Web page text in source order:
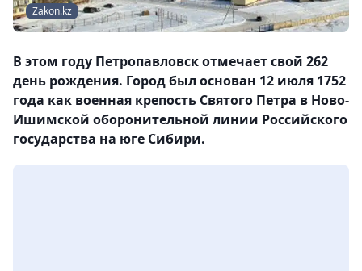
Zakon.kz
В этом году Петропавловск отмечает свой 262
день рождения. Город был основан 12 июля 1752
года как военная крепость Святого Петра в Ново-
Ишимской оборонительной линии Российского
государства на юге Сибири.